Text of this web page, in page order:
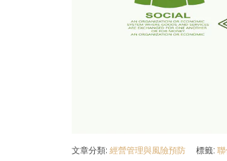
文章分類: 經營管理與風險預防 標籤: 聯